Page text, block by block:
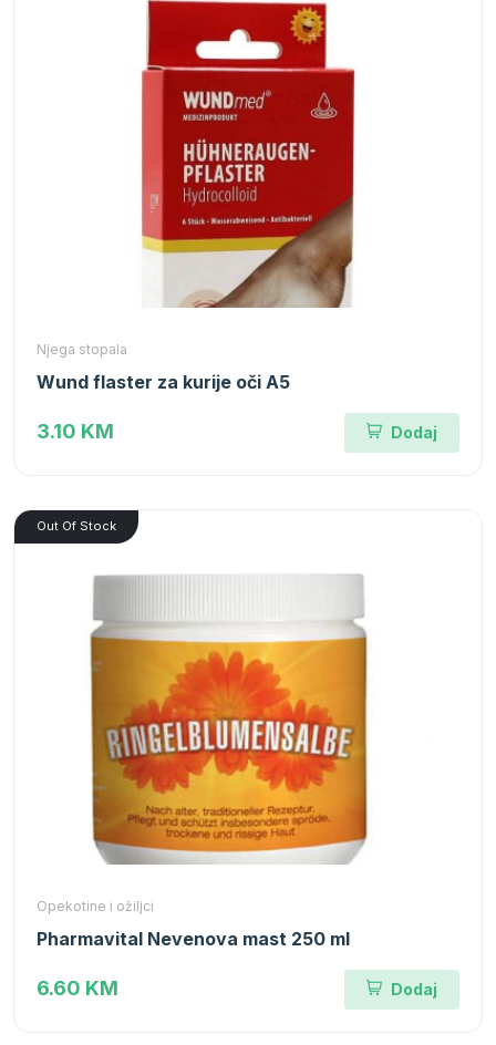
Njega stopala
Wund flaster za kurije oči A5
3.10 KM Dodaj
Out Of Stock
Opekotine i ožiljci
Pharmavital Nevenova mast 250 ml
6.60 KM Dodaj